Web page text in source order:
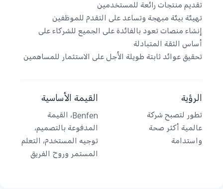
تقديم منتجات رائعة للمستخدمين
تهيئة بيئة مبهجة وتساعد على التقدم للموظفين
إنشاء منصات تعود بالفائدة على الجميع للشركاء على
أساس الثقة المتبادلة
تحقيق عوائد ثابتة طويلة الأجل على الاستثمار للمساهمين
الرؤية
تطور لتصبح شركة
عالمية أكثر صحة
واستدامة
القيمة الأساسية
Benfen، القيمة
المدفوعة بالتصميم،
توجيه المستخدم، التعلم
المستمر وروح الفريق